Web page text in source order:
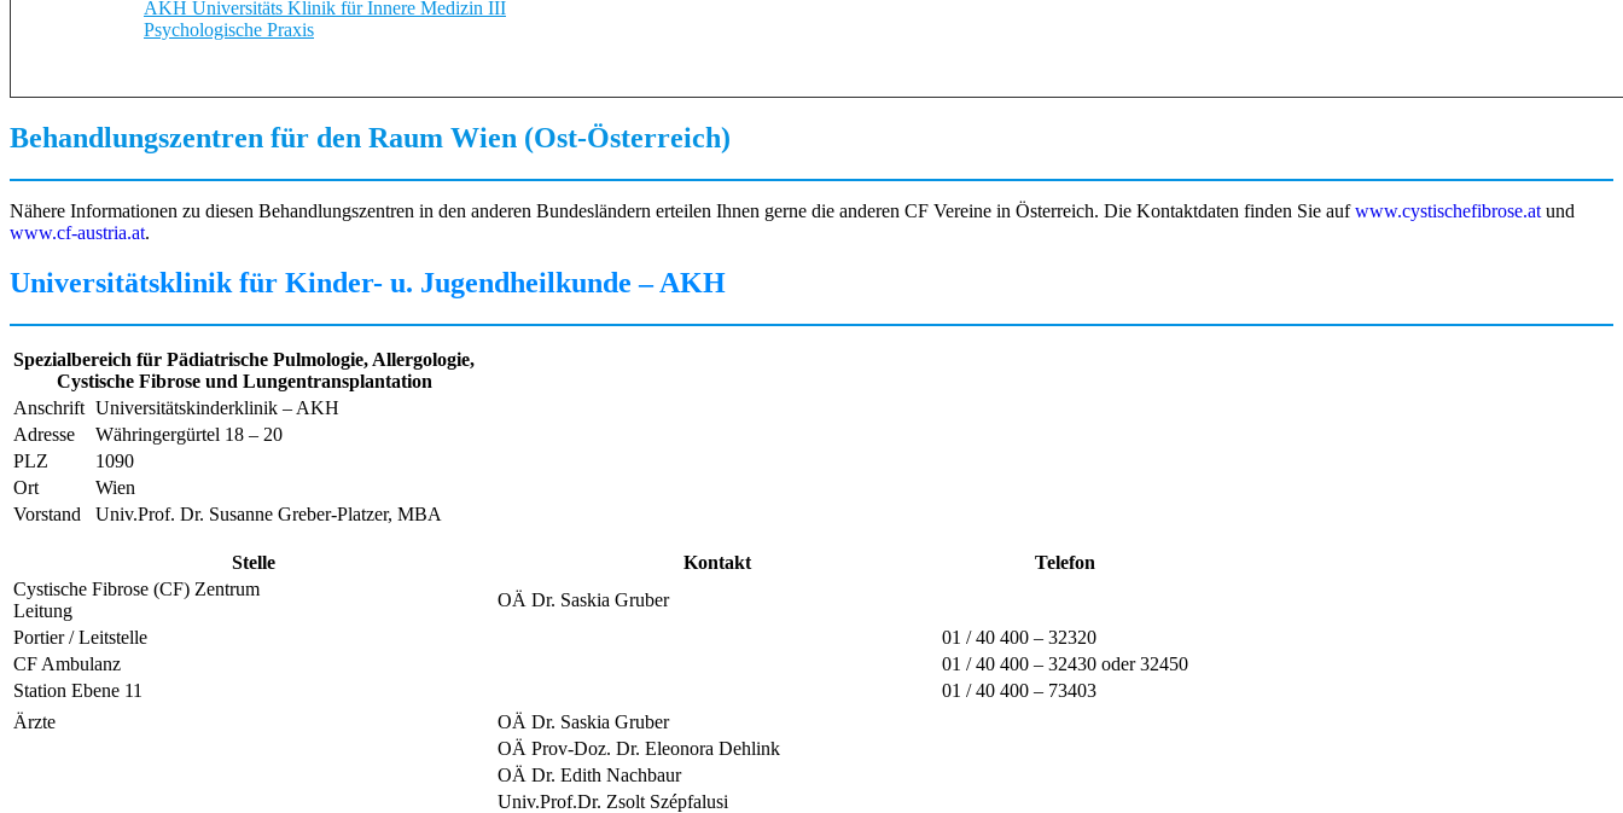
AKH Universitäts Klinik für Innere Medizin III
Psychologische Praxis
Behandlungszentren für den Raum Wien (Ost-Österreich)
Nähere Informationen zu diesen Behandlungszentren in den anderen Bundesländern erteilen Ihnen gerne die anderen CF Vereine in Österreich. Die Kontaktdaten finden Sie aufwww.cystischefibrose.at und
www.cf-austria.at.
Universitätsklinik für Kinder- u. Jugendheilkunde – AKH
Spezialbereich für Pädiatrische Pulmologie, Allergologie,
Cystische Fibrose und Lungentransplantation
Anschrift Universitätskinderklinik – AKH
Adresse
Währingergürtel 18 – 20
PLZ
1090
Ort
Wien
Vorstand
Univ.Prof. Dr. Susanne Greber-Platzer, MBA
Stelle Kontakt
Telefon
Cystische Fibrose (CF) Zentrum
Leitung
OÄ Dr. Saskia Gruber
Portier / Leitstelle
01 / 40 400 – 32320
CF Ambulanz
01 / 40 400 – 32430 oder 32450
Station Ebene 11
01 / 40 400 – 73403
Ärzte
OÄ Dr. Saskia Gruber
OÄ Prov-Doz. Dr. Eleonora Dehlink
OÄ Dr. Edith Nachbaur
Univ.Prof.Dr. Zsolt Szépfalusi